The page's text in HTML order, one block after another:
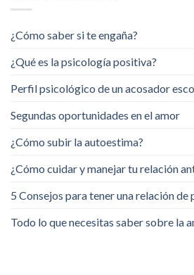
¿Cómo saber si te engaña?
¿Qué es la psicología positiva?
Perfil psicológico de un acosador
Segundas oportunidades en el amor
¿Cómo subir la autoestima?
¿Cómo cuidar y manejar tu relación
5 Consejos para tener una relación de
Todo lo que necesitas saber sobre la